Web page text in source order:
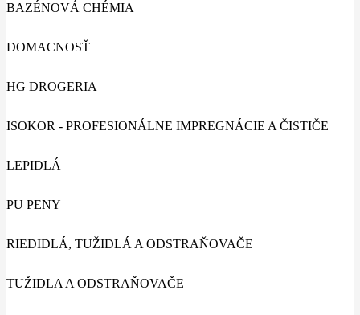
BAZÉNOVÁ CHÉMIA
DOMACNOSŤ
HG DROGERIA
ISOKOR - PROFESIONÁLNE IMPREGNÁCIE A ČISTIČE
LEPIDLÁ
PU PENY
RIEDIDLÁ, TUŽIDLÁ A ODSTRAŇOVAČE
TUŽIDLA A ODSTRAŇOVAČE